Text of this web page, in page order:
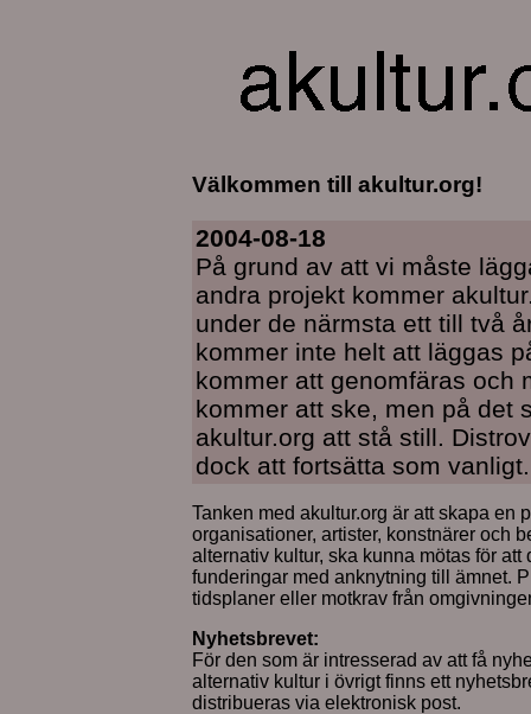
Välkommen till akultur.org!
2004-08-18
På grund av att vi måste
andra projekt kommer
under de närmsta ett till två
kommer inte helt att läggas
kommer att genomfäras och
kommer att ske, men på det
akultur.org att stå still.
dock att fortsätta som vanligt.
Tanken med akultur.org är att skapa en
organisationer, artister, konstnärer och
alternativ kultur, ska kunna mötas för
funderingar med anknytning till ämnet.
tidsplaner eller motkrav från
Nyhetsbrevet:
För den som är intresserad av att få
alternativ kultur i övrigt finns ett
distribueras via elektronisk post.